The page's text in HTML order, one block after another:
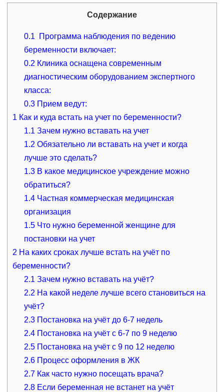
Содержание
0.1 Программа наблюдения по ведению
беременности включает:
0.2 Клиника оснащена современным
диагностическим оборудованием экспертного
класса:
0.3 Прием ведут:
1 Как и куда встать на учет по беременности?
1.1 Зачем нужно вставать на учет
1.2 Обязательно ли вставать на учет и когда
лучше это сделать?
1.3 В какое медицинское учреждение можно
обратиться?
1.4 Частная коммерческая медицинская
организация
1.5 Что нужно беременной женщине для
постановки на учет
2 На каких сроках лучше встать на учёт по
беременности?
2.1 Зачем нужно вставать на учёт?
2.2 На какой неделе лучше всего становиться на
учёт?
2.3 Постановка на учёт до 6-7 недель
2.4 Постановка на учёт с 6-7 по 9 неделю
2.5 Постановка на учёт с 9 по 12 неделю
2.6 Процесс оформления в ЖК
2.7 Как часто нужно посещать врача?
2.8 Если беременная не встанет на учёт